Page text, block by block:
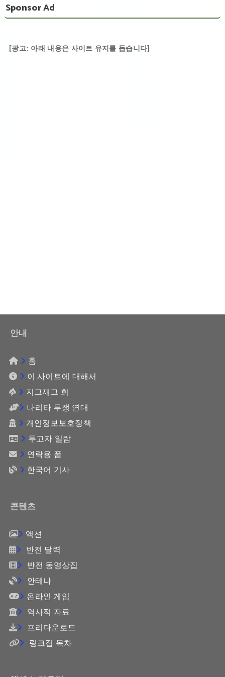
Sponsor Ad
[광고: 아래 내용은 사이트 유지를 돕습니다]
안내
홈
이 사이트에 대해서
지그재그 회
나리타 투쟁 연대
개인정보보호정책
투고자 일람
연락용 폼
한국어 기사
콘텐츠
액션
반전 달력
반전 동영상집
안테나
온라인 게임
역사적 자료
프리다운로드
링크집 목차